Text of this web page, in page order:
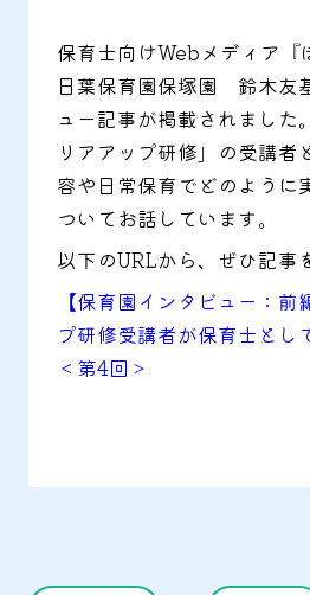
保育士向けWebメディア
日葉保育園保塚園 鈴木友
ュー記事が掲載されました
リアアップ研修」の受講者
容や日常保育でどのように
ついてお話しています。
以下のURLから、ぜひ記事
【保育園インタビュー：前
プ研修受講者が保育士とし
＜第4回＞